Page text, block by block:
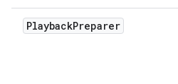
PlaybackPreparer